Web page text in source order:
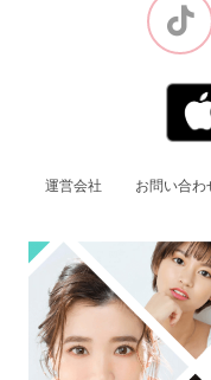
運営会社 お問い合わ